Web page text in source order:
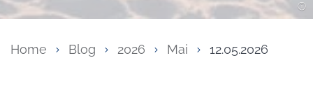
Home Blog 2026 Mai 12.05.2026